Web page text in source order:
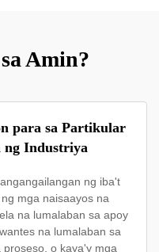
Amin?
para sa Partikular
ng Industriya
ng iba't
mga naisaayos na
na lumalaban sa apoy
na lumalaban sa
o kaya'y mga